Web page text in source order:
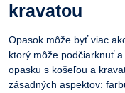
kravatou
Opasok môže byť viac
ktorý môže podčiarknuť
opasku s košeľou a
zásadných aspektov: